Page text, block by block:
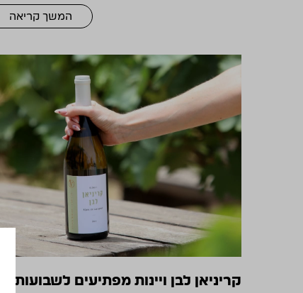
המשך קריאה
קריניאן לבן ויינות מפתיעים לשבועות: